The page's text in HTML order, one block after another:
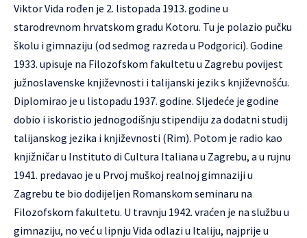
Viktor Vida rođen je 2. listopada 1913. godine u
starodrevnom hrvatskom gradu Kotoru. Tu je polazio pučku
školu i gimnaziju (od sedmog razreda u Podgorici). Godine
1933. upisuje na Filozofskom fakultetu u Zagrebu povijest
južnoslavenske književnosti i talijanski jezik s književnošću.
Diplomirao je u listopadu 1937. godine. Sljedeće je godine
dobio i iskoristio jednogodišnju stipendiju za dodatni studij
talijanskog jezika i književnosti (Rim). Potom je radio kao
knjižničar u Instituto di Cultura Italiana u Zagrebu, a u rujnu
1941. predavao je u Prvoj muškoj realnoj gimnaziji u
Zagrebu te bio dodijeljen Romanskom seminaru na
Filozofskom fakultetu. U travnju 1942. vraćen je na službu u
gimnaziju, no već u lipnju Vida odlazi u Italiju, najprije u